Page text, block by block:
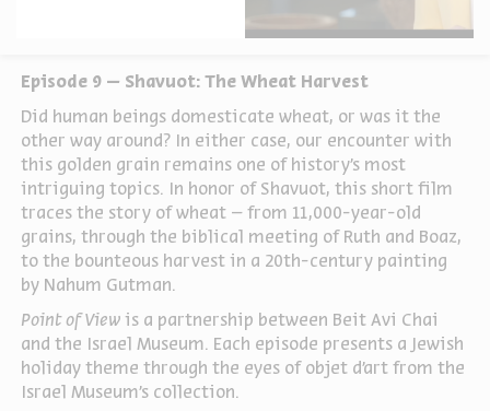
Episode 9 – Shavuot: The Wheat Harvest
Did human beings domesticate wheat, or was it the
other way around? In either case, our encounter with
this golden grain remains one of history’s most
intriguing topics. In honor of Shavuot, this short film
traces the story of wheat – from 11,000-year-old
grains, through the biblical meeting of Ruth and Boaz,
to the bounteous harvest in a 20th-century painting
by Nahum Gutman.
Point of View is a partnership between Beit Avi Chai
and the Israel Museum. Each episode presents a Jewish
holiday theme through the eyes of objet d’art from the
Israel Museum’s collection.